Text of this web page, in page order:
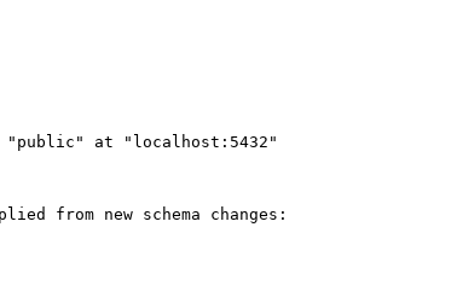
"public" at "localhost:5432"
from new schema changes: